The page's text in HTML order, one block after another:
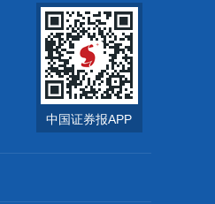
中国证券报APP